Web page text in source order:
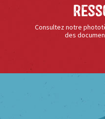
Consultez notre
des